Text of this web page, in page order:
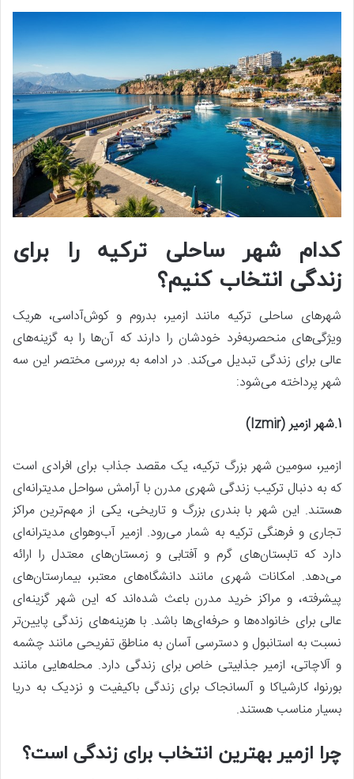
کدام شهر ساحلی ترکیه را برای
زندگی انتخاب کنیم؟
شهرهای ساحلی ترکیه مانند ازمیر، بدروم و کوش‌آداسی، هریک
ویژگی‌های منحصربه‌فرد خودشان را دارند که آن‌ها را به گزینه‌های
عالی برای زندگی تبدیل می‌کند. در ادامه به بررسی مختصر این سه
شهر پرداخته می‌شود:
1.شهر ازمیر (Izmir)
ازمیر، سومین شهر بزرگ ترکیه، یک مقصد جذاب برای افرادی است
که به دنبال ترکیب زندگی شهری مدرن با آرامش سواحل مدیترانه‌ای
هستند. این شهر با بندری بزرگ و تاریخی، یکی از مهم‌ترین مراکز
تجاری و فرهنگی ترکیه به شمار می‌رود. ازمیر آب‌وهوای مدیترانه‌ای
دارد که تابستان‌های گرم و آفتابی و زمستان‌های معتدل را ارائه
می‌دهد. امکانات شهری مانند دانشگاه‌های معتبر، بیمارستان‌های
پیشرفته، و مراکز خرید مدرن باعث شده‌اند که این شهر گزینه‌ای
عالی برای خانواده‌ها و حرفه‌ای‌ها باشد. با هزینه‌های زندگی پایین‌تر
نسبت به استانبول و دسترسی آسان به مناطق تفریحی مانند چشمه
و آلاچاتی، ازمیر جذابیتی خاص برای زندگی دارد. محله‌هایی مانند
بورنوا، کارشیاکا و آلسانجاک برای زندگی باکیفیت و نزدیک به دریا
بسیار مناسب هستند.
چرا ازمیر بهترین انتخاب برای زندگی است؟